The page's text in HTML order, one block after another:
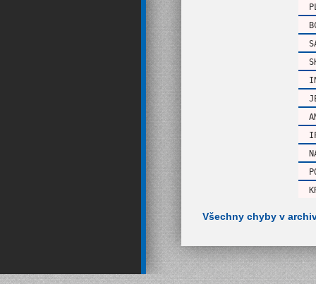
Všechny chyby v